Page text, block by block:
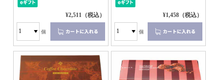
¥2,511（税込）
個
¥1,458（税込）
個